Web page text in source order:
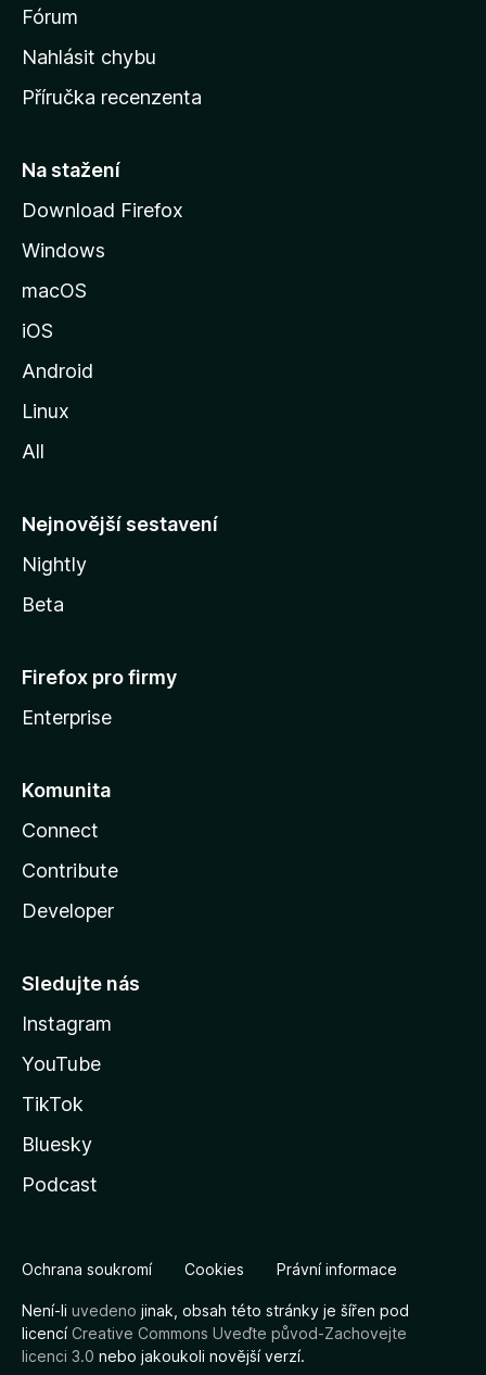
s
k
u
t
á
n
M
o
l
y
Fórum
Nahlásit chybu
Příručka recenzenta
Na stažení
Download Firefox
Windows
macOS
iOS
Android
Linux
All
Nejnovější sestavení
Nightly
Beta
Firefox pro firmy
Enterprise
Komunita
Connect
Contribute
Developer
Sledujte nás
Instagram
YouTube
TikTok
Bluesky
Podcast
Ochrana soukromí Cookies Právní informace
Není-li uvedeno jinak, obsah této stránky je šířen pod
licencíCreative Commons Uveďte původ-Zachovejte
licenci 3.0 nebo jakoukoli novější verzí.